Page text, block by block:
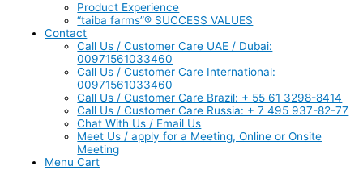
Product Experience
“taiba farms”® SUCCESS VALUES
Contact
Call Us / Customer Care UAE / Dubai:
00971561033460
Call Us / Customer Care International:
00971561033460
Call Us / Customer Care Brazil: + 55 61 3298-8414
Call Us / Customer Care Russia: + 7 495 937-82-77
Chat With Us / Email Us
Meet Us / apply for a Meeting, Online or Onsite
Meeting
Menu Cart